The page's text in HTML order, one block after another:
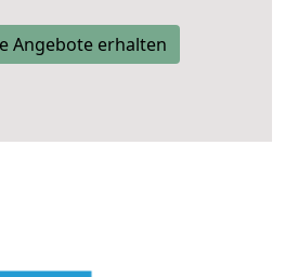
Angebote erhalten